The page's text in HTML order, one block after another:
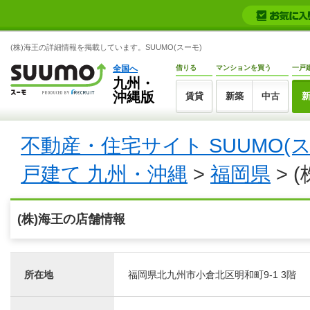
(株)海王の詳細情報を掲載しています。SUUMO(スーモ)
全国へ
九州・
沖縄版
借りる
賃貸
マンションを買う
新築 中古
一戸
不動産・住宅サイト SUUMO(
戸建て 九州・沖縄 > 福岡県 > (
(株)海王の店舗情報
所在地 福岡県北九州市小倉北区明和町9-1 3階